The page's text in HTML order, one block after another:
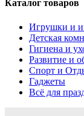
Каталог товаров
Игрушки и
Детская
Гигиена и
Развитие и
Спорт и
Гаджеты
Всё для